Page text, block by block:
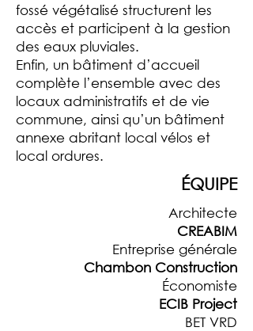
fossé végétalisé structurent les
accès et participent à la gestion
des eaux pluviales.
Enfin, un bâtiment d’accueil
complète l’ensemble avec des
locaux administratifs et de vie
commune, ainsi qu’un bâtiment
annexe abritant local vélos et
local ordures.
ÉQUIPE
Architecte
CREABIM
Entreprise générale
Chambon Construction
Économiste
ECIB Project
BET VRD